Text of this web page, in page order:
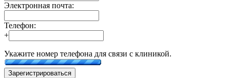
Электронная почта:
Телефон:
+
Укажите номер телефона для связи с клиникой.
Зарегистрироваться